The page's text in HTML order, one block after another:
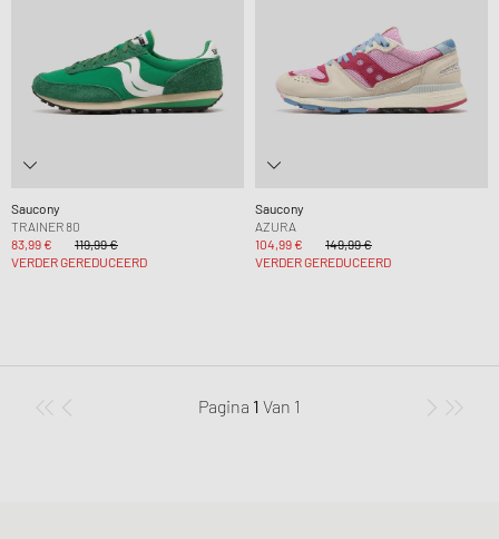
Saucony
TRAINER 80
83,99 €
119,99 €
VERDER GEREDUCEERD
Saucony
AZURA
104,99 €
149,99 €
VERDER GEREDUCEERD
Pagina 1 Van 1